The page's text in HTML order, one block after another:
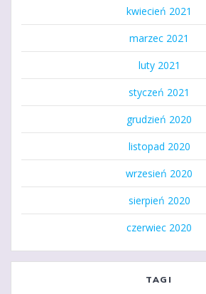
kwiecień 2021
marzec 2021
luty 2021
styczeń 2021
grudzień 2020
listopad 2020
wrzesień 2020
sierpień 2020
czerwiec 2020
TAGI